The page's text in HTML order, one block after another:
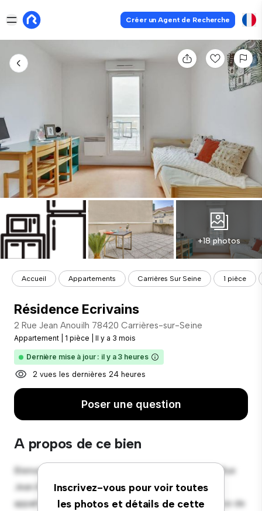
Créer un Agent de Recherche
+18 photos
Accueil Appartements Carrières Sur Seine 1 pièce
Résidence Ecrivains
2 Rue Jean Anouilh 78420 Carrières-sur-Seine
Appartement 1 pièce Il y a 3 mois
Dernière mise à jour : il y a 3 heures
2 vues les dernières 24 heures
Poser une question
A propos de ce bien
Inscrivez-vous pour voir toutes
les photos et détails de cette
Bienvenue dans votre nouvelle retraite urbaine à 2 Rue
Jean Anouilh 78420 Carrières-sur-Seine ! Cet
appartement moderne de 1 chambres offre un espace de